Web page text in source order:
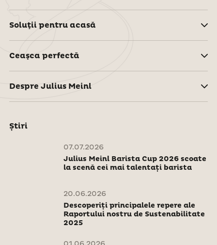
Soluţii pentru acasă
Ceaşca perfectă
Despre Julius Meinl
Știri
07.07.2026
Julius Meinl Barista Cup 2026 scoate
la scenă cei mai talentați barista
20.06.2026
Descoperiți principalele repere ale
Raportului nostru de Sustenabilitate
2025